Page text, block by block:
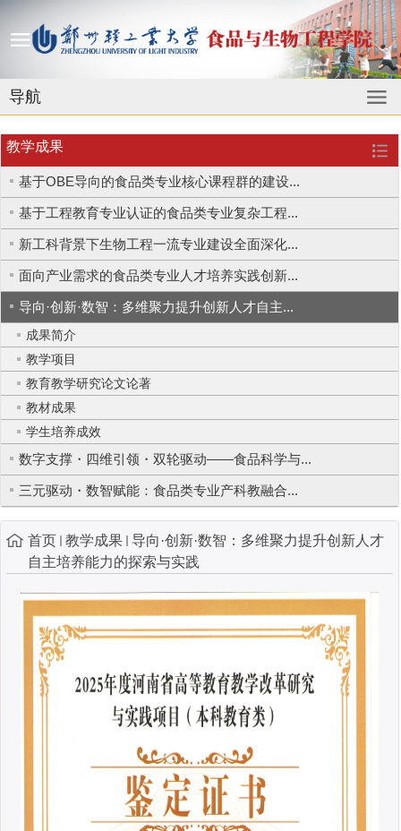
导航
教学成果
基于OBE导向的食品类专业核心课程群的建设...
基于工程教育专业认证的食品类专业复杂工程...
新工科背景下生物工程一流专业建设全面深化...
面向产业需求的食品类专业人才培养实践创新...
导向·创新·数智：多维聚力提升创新人才自主...
成果简介
教学项目
教育教学研究论文论著
教材成果
学生培养成效
数字支撑・四维引领・双轮驱动——食品科学与...
三元驱动・数智赋能：食品类专业产科教融合...
首页 教学成果
导向·创新·数智：多维聚力提升创新人才
自主培养能力的探索与实践